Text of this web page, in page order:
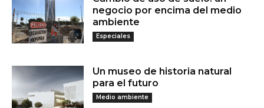
negocio por encima del medio
ambiente
Especiales
Un museo de historia natural
para el futuro
Medio ambiente